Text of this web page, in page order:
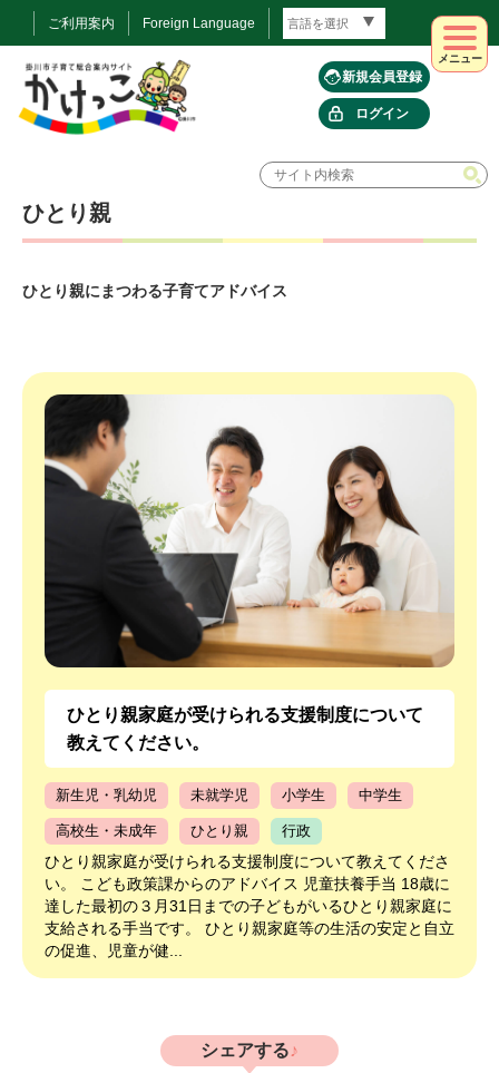
ご利用案内 Foreign Language
新規会員登録
ログイン
メニュー
ひとり親
ひとり親にまつわる子育てアドバイス
ひとり親家庭が受けられる支援制度について
教えてください。
新生児・乳幼児 未就学児 小学生 中学生
高校生・未成年 ひとり親 行政
ひとり親家庭が受けられる支援制度について教えてくださ
い。 こども政策課からのアドバイス 児童扶養手当 18歳に
達した最初の３月31日までの子どもがいるひとり親家庭に
支給される手当です。 ひとり親家庭等の生活の安定と自立
の促進、児童が健...
シェアする